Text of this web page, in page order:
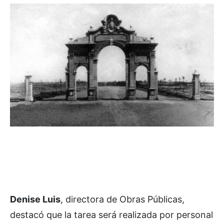
Denise Luis, directora de Obras Públicas,
destacó que la tarea será realizada por personal